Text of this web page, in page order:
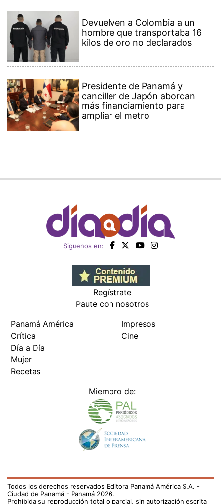
Devuelven a Colombia a un
hombre que transportaba 16
kilos de oro no declarados
Presidente de Panamá y
canciller de Japón abordan
más financiamiento para
ampliar el metro
Siguenos en:
Regístrate
Paute con nosotros
Panamá América
Crítica
Día a Día
Mujer
Recetas
Impresos
Cine
Miembro de:
Todos los derechos reservados Editora Panamá América S.A. -
Ciudad de Panamá - Panamá 2026.
Prohibida su reproducción total o parcial, sin autorización escrita